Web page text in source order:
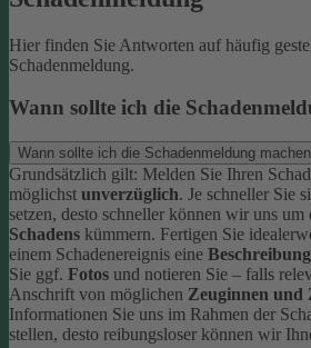
Hier finden Sie Antworten auf häufig
Schadenmeldung.
Wann sollte ich die
Wann sollte ich die Schadenmeldung
Grundsätzlich gilt: Melden Sie Ihren
möglichst unverzüglich. Je schneller Sie
setzen, desto schneller können wir uns um
Schadens kümmern. Fertigen Sie
einem Schadenereignis eine
Sie ggf. Fotos und notieren Sie – falls
Anschrift von möglichen Zeuginnen und
Informationen Sie uns im Rahmen der
stellen, desto reibungsloser können wir